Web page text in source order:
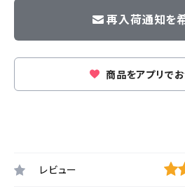
再入荷通知を
商品をアプリで
レビュー